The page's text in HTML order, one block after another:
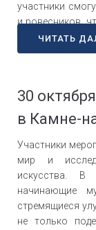
участники
и ровесников,
того,
условиях.
способностей.
ЧИТАТЬ
30
в Камне-
Участники
мир и
искусства. В
начинающие
стремящиеся
не только